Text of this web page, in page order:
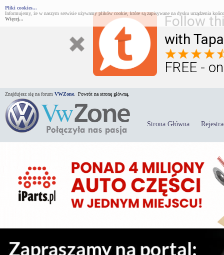
Follow
with
FREE -
Pliki cookies...
Informujemy, że w naszym serwisie używamy plików cookie, które są zapisywane na dysku urządzenia
Więcej...
Znajdujesz się na forum VWZone Powrót na stronę główną.
Strona Główna